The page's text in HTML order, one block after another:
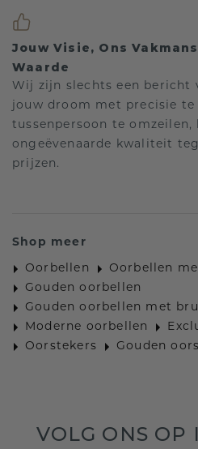
Jouw Visie, Ons
Waarde
Wij zijn slechts een bericht
jouw droom met precisie te
tussenpersoon te omzeilen,
ongeëvenaarde kwaliteit
prijzen.
Shop meer
Oorbellen
Oorbellen
Gouden oorbellen
Gouden oorbellen met
Moderne oorbellen
Oorstekers
Gouden
VOLG ONS OP